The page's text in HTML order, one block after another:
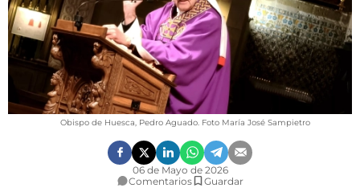
GALERÍAS
VÍDEOS
CONTACTAR
FIESTAS EN EL ALTO ARAGÓN
FIESTAS DE SAN LORENZO
06 de Mayo de 2026
Comentarios
Guardar
Obispo de Huesca, Pedro Aguado. Foto María José Sampietro